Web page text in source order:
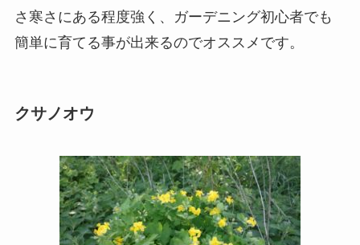
さ寒さにある程度強く、ガーデニング初心者でも
簡単に育てる事が出来るのでオススメです。
クサノオウ